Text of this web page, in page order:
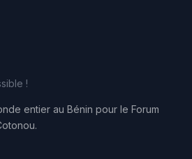
!
entier au Bénin pour le Forum